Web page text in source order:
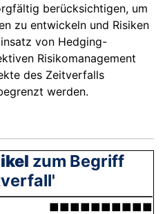
berücksichtigen, um
zu entwickeln und Risiken
von Hedging-
Risikomanagement
des Zeitverfalls
werden.
zum Begriff
■■■■■■■■■■